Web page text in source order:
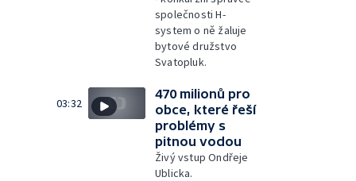
společnosti H-
system o ně žaluje
bytové družstvo
Svatopluk.
03:32
470 milionů pro
obce, které řeší
problémy s
pitnou vodou
Živý vstup Ondřeje
Ublicka.